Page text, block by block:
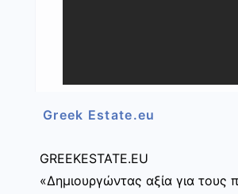
Greek Estate.eu
GREEKESTATE.EU
«Δημιουργώντας αξία για τους